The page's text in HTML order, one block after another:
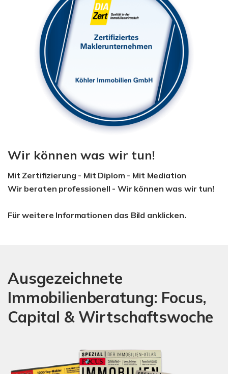
Wir können was wir tun!
Mit Zertifizierung - Mit Diplom - Mit Mediation
Wir beraten professionell - Wir können was wir tun!
Für weitere Informationen das Bild anklicken.
Ausgezeichnete
Immobilienberatung: Focus,
Capital & Wirtschaftswoche